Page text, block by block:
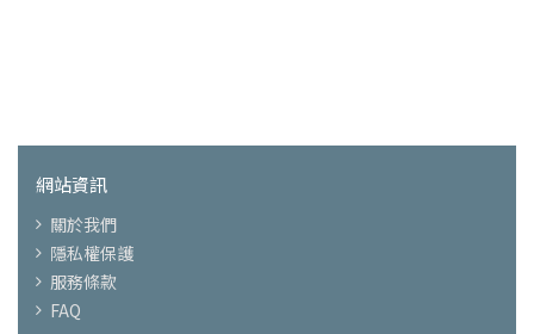
網站資訊
關於我們
隱私權保護
服務條款
FAQ